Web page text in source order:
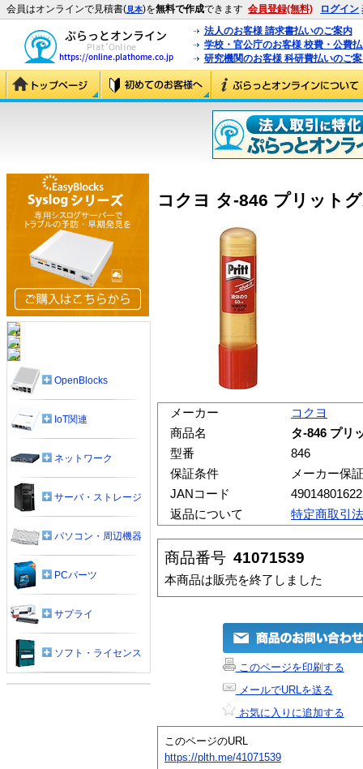
会員はオンラインで見積書(見本)を無料で作成できます 会員登録(無料) ログイン
法人のお客様 請求書払いのご案内
学校・官公庁のお客様 校費・公費
研究機関のお客様 科研費払いのご
コクヨ タ-846 プリット
メーカー
コクヨ
商品名
タ-846 プリ
型番
846
保証条件
メーカー保証
JANコード
返品について
特定商取引
商品番号 41071539
本商品は販売を終了しました
このページを印刷する
メールでURLを送る
お気に入りに追加する
このページのURL
https://plth.me/41071539
OpenBlocks
IoT関連
ネットワーク
サーバ・ストレージ
パソコン・周辺機器
PCパーツ
サプライ
ソフト・ライセンス